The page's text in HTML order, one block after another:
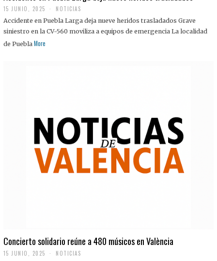
15 JUNIO, 2025 NOTICIAS
Accidente en Puebla Larga deja nueve heridos trasladados Grave
siniestro en la CV-560 moviliza a equipos de emergencia La localidad
de Puebla More
Concierto solidario reúne a 480 músicos en València
15 JUNIO, 2025 NOTICIAS